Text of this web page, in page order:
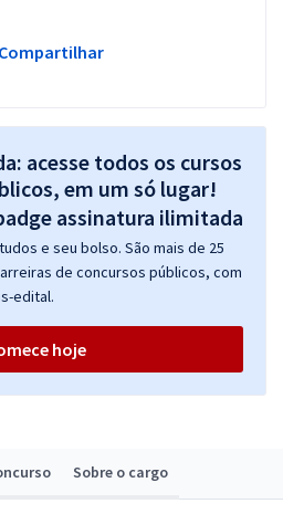
Sobre o cargo
Compartilhar
acesse todos os cursos
em um só lugar!
e seu bolso. São mais de 25
de concursos públicos, com
edital.
hoje